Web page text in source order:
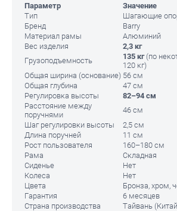
Параметр
Значение
Тип
Шагающие
Бренд
Barry
Материал рамы
Алюминий
Вес изделия
2,3 кг
Грузоподъемность
135 кг(по
120 кг)
Общая ширина (основание) 56 см
Общая глубина
47 см
Регулировка высоты
82–94 см
Расстояние между
поручнями
46 см
Шаг регулировки высоты
2,5 см
Длина поручней
11 см
Рост пользователя
160–180 см
Рама
Складная
Сиденье
Нет
Колеса
Нет
Цвета
Бронза, хром,
Гарантия
6 месяцев
Страна производства
Тайвань